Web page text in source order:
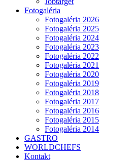
Fotogaléria
Fotogaléria 2026
Fotogaléria 2025
Fotogaléria 2024
Fotogaléria 2023
Fotogaléria 2022
Fotogaléria 2021
Fotogaléria 2020
Fotogaléria 2019
Fotogaléria 2018
Fotogaléria 2017
Fotogaléria 2016
Fotogaléria 2015
Fotogaléria 2014
GASTRO
WORLDCHEFS
Kontakt